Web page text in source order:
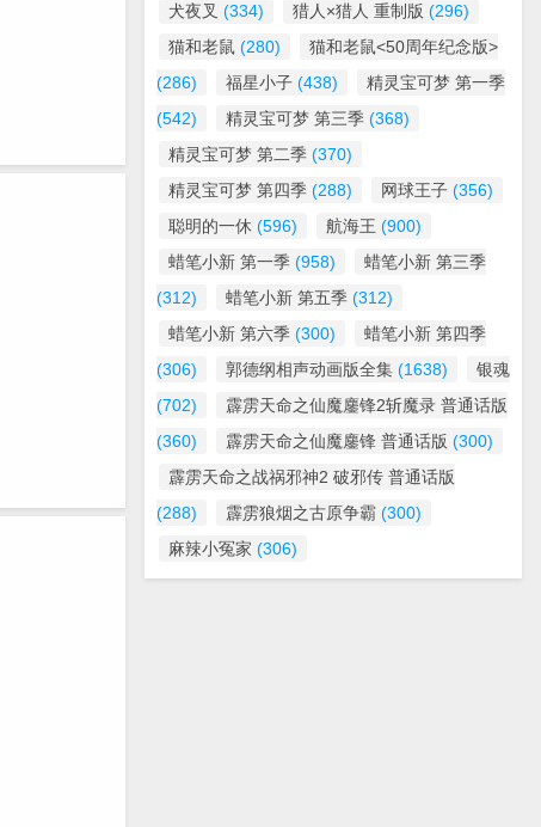
犬夜叉 (334) 猎人×猎人 重制版 (296)
猫和老鼠 (280)
猫和老鼠<50周年纪念版>
(286)
福星小子 (438)
精灵宝可梦 第一季
(542)
精灵宝可梦 第三季 (368)
精灵宝可梦 第二季 (370)
精灵宝可梦 第四季 (288) 网球王子 (356)
聪明的一休 (596) 航海王 (900)
蜡笔小新 第一季 (958)
蜡笔小新 第三季
(312)
蜡笔小新 第五季 (312)
蜡笔小新 第六季 (300)
蜡笔小新 第四季
(306)
郭德纲相声动画版全集 (1638)
银魂
(702)
霹雳天命之仙魔鏖锋2斩魔录 普通话版
(360)
霹雳天命之仙魔鏖锋 普通话版 (300)
霹雳天命之战祸邪神2 破邪传 普通话版
(288)
霹雳狼烟之古原争霸 (300)
麻辣小冤家 (306)